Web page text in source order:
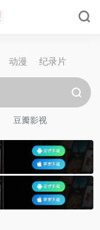
动漫 纪录片
豆瓣影视